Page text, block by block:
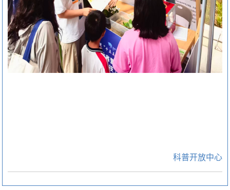
科普开放中心